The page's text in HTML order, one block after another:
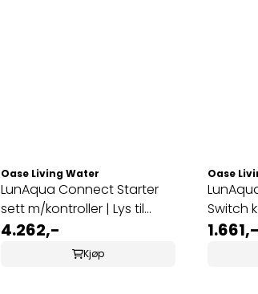
Oase Living Water
LunAqua Connect Starter
sett m/kontroller | Lys til
Hage ...
4.262,-
Kjøp
Oase
LunAqua
Switch
1.661,-